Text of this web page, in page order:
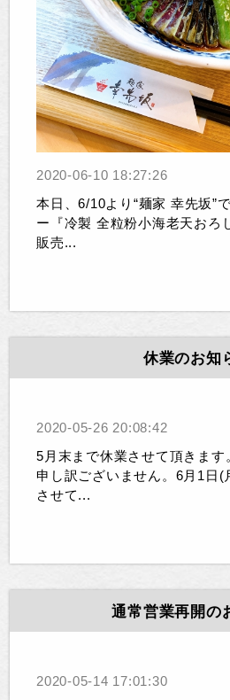
2020-06-10 18:27:26
本日、6/10より“麺家 幸先坂”
ー『冷製 全粒粉小海老天おろ
販売...
休業のお知
2020-05-26 20:08:42
5月末まで休業させて頂きます
申し訳ございません。6月1日(
させて...
通常営業再開の
2020-05-14 17:01:30